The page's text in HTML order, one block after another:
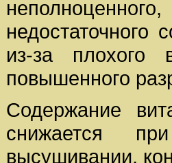
из-за плохого
повышенного
Содержание
снижается
высушивании,